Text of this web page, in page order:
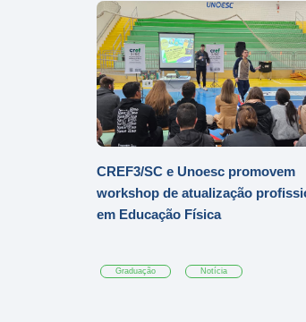
CREF3/SC e Unoesc promovem
workshop de atualização
em Educação Física
Graduação Notícia